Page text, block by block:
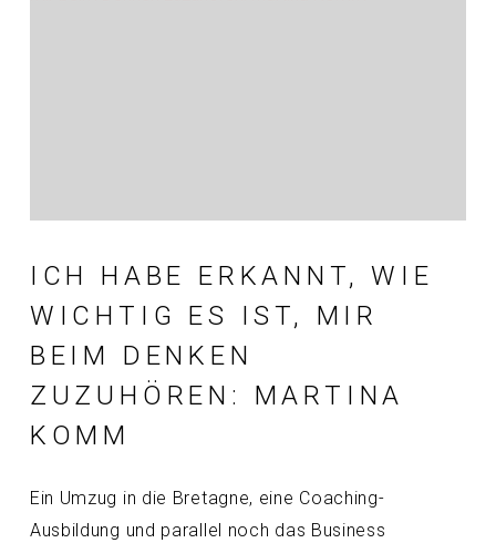
ICH HABE ERKANNT, WIE
WICHTIG ES IST, MIR
BEIM DENKEN
ZUZUHÖREN: MARTINA
KOMM
Ein Umzug in die Bretagne, eine Coaching-
Ausbildung und parallel noch das Business